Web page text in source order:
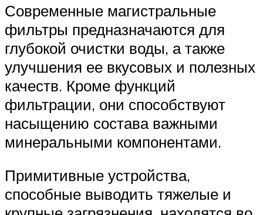
Современные магистральные
фильтры предназначаются для
глубокой очистки воды, а также
улучшения ее вкусовых и полезных
качеств. Кроме функций
фильтрации, они способствуют
насыщению состава важными
минеральными компонентами.
Примитивные устройства,
способные выводить тяжелые и